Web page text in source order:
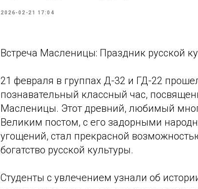
2026-02-21 17:04
Встреча Масленицы: Праздник русской
21 февраля в группах Д-32 и ГД-22
познавательный классный час,
Масленицы. Этот древний, любимый
Великим постом, с его задорными
угощений, стал прекрасной
богатство русской культуры.
Студенты с увлечением узнали об